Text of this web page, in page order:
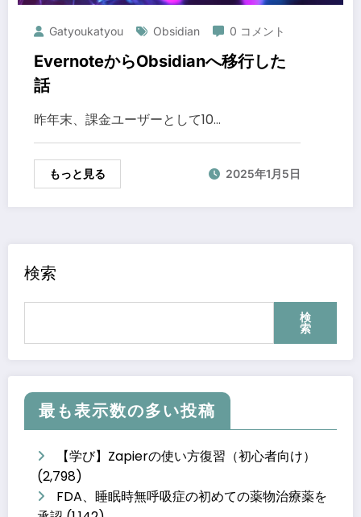
Gatyoukatyou Obsidian 0 コメント
EvernoteからObsidianへ移行した
話
昨年末、課金ユーザーとして10…
もっと見る 2025年1月5日
検索
検
索
最も表示数の多い投稿
【学び】Zapierの使い方復習（初心者向け）
(2,798)
FDA、睡眠時無呼吸症の初めての薬物治療薬を